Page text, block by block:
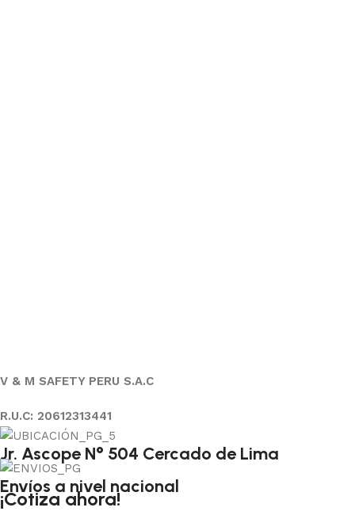
V & M SAFETY PERU S.A.C
R.U.C: 20612313441
Jr. Ascope N° 504 Cercado de Lima
Envíos a nivel nacional
¡Cotiza ahora!